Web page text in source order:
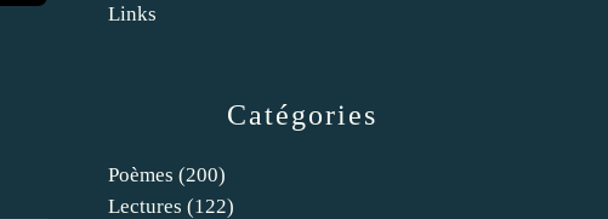
Catégories
Poèmes (200)
Lectures (122)
Links